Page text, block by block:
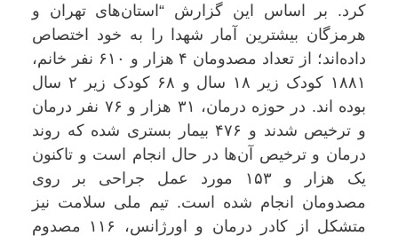
کرد. بر اساس این گزارش “استان‌های تهران و
هرمزگان بیشترین آمار شهدا را به خود اختصاص
داده‌اند؛ از تعداد مصدومان ۴ هزار و ۶۱۰ نفر خانم،
۱۸۸۱ کودک زیر ۱۸ سال و ۶۸ کودک زیر ۲ سال
بوده اند. در حوزه درمان، ۳۱ هزار و ۷۶ نفر درمان
و ترخیص شدند و ۴۷۶ بیمار بستری شده که روند
درمان و ترخیص آن‌ها در حال انجام است و تاکنون
یک هزار و ۱۵۳ مورد عمل جراحی بر روی
مصدومان انجام شده است. تیم ملی سلامت نیز
متشکل از کادر درمان و اورژانس، ۱۱۶ مصدوم